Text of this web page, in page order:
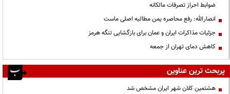
ضوابط احراز تصرفات مالکانه
انصارالله: رفع محاصره یمن مطالبه اصلی ماست
جزئیات مذاکرات ایران و عمان برای بازگشایی تنگه هرمز
کاهش دمای تهران از جمعه
پربحث ترین عناوین
هشتمین کلان شهر ایران مشخص شد